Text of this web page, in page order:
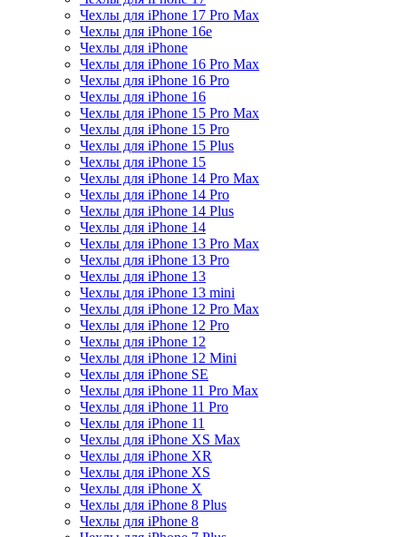
Чехлы для iPhone 17 Pro Max
Чехлы для iPhone 16e
Чехлы для iPhone
Чехлы для iPhone 16 Pro Max
Чехлы для iPhone 16 Pro
Чехлы для iPhone 16
Чехлы для iPhone 15 Pro Max
Чехлы для iPhone 15 Pro
Чехлы для iPhone 15 Plus
Чехлы для iPhone 15
Чехлы для iPhone 14 Pro Max
Чехлы для iPhone 14 Pro
Чехлы для iPhone 14 Plus
Чехлы для iPhone 14
Чехлы для iPhone 13 Pro Max
Чехлы для iPhone 13 Pro
Чехлы для iPhone 13
Чехлы для iPhone 13 mini
Чехлы для iPhone 12 Pro Max
Чехлы для iPhone 12 Pro
Чехлы для iPhone 12
Чехлы для iPhone 12 Mini
Чехлы для iPhone SE
Чехлы для iPhone 11 Pro Max
Чехлы для iPhone 11 Pro
Чехлы для iPhone 11
Чехлы для iPhone XS Max
Чехлы для iPhone XR
Чехлы для iPhone XS
Чехлы для iPhone X
Чехлы для iPhone 8 Plus
Чехлы для iPhone 8